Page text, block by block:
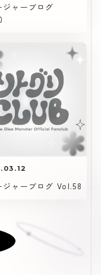
ジャーブログ
ジャーブログ Vol.58